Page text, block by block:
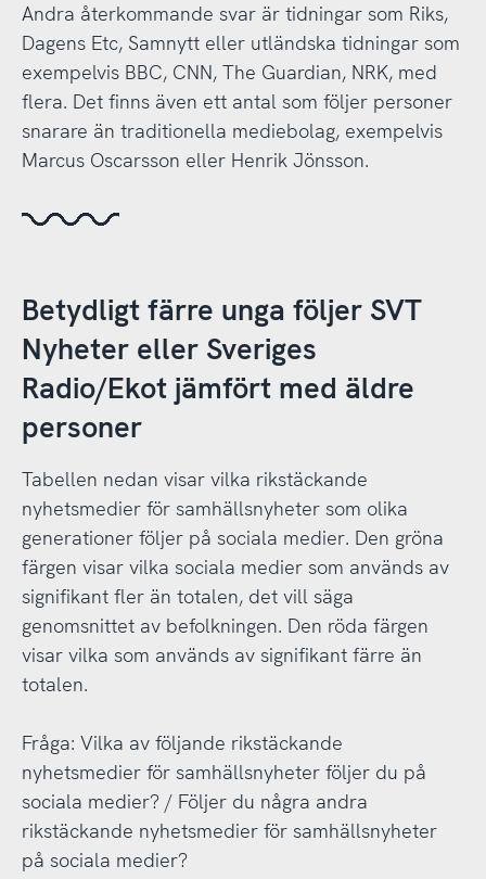
Andra återkommande svar är tidningar som Riks,
Dagens Etc, Samnytt eller utländska tidningar som
exempelvis BBC, CNN, The Guardian, NRK, med
flera. Det finns även ett antal som följer personer
snarare än traditionella mediebolag, exempelvis
Marcus Oscarsson eller Henrik Jönsson.
Betydligt färre unga följer SVT
Nyheter eller Sveriges
Radio/Ekot jämfört med äldre
personer
Tabellen nedan visar vilka rikstäckande
nyhetsmedier för samhällsnyheter som olika
generationer följer på sociala medier. Den gröna
färgen visar vilka sociala medier som används av
signifikant fler än totalen, det vill säga
genomsnittet av befolkningen. Den röda färgen
visar vilka som används av signifikant färre än
totalen.
Fråga: Vilka av följande rikstäckande
nyhetsmedier för samhällsnyheter följer du på
sociala medier? / Följer du några andra
rikstäckande nyhetsmedier för samhällsnyheter
på sociala medier?